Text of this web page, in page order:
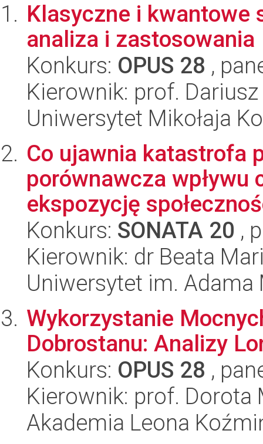
Klasyczne i kwantowe
analiza i zastosowania
Konkurs: OPUS 28 ,
Kierownik: prof.
Uniwersytet Mikołaja
Co ujawnia katastrofa
porównawcza wpływu
ekspozycję
Konkurs: SONATA 20 ,
Kierownik: dr Beata
Uniwersytet im.
Wykorzystanie
Dobrostanu: Analizy
Konkurs: OPUS 28 ,
Kierownik: prof. Dorota
Akademia Leona